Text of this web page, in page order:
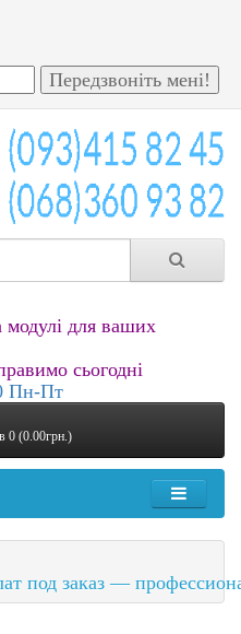
модулі для ваших
сьогодні
Пн-Пт
0 (0.00грн.)
под заказ —